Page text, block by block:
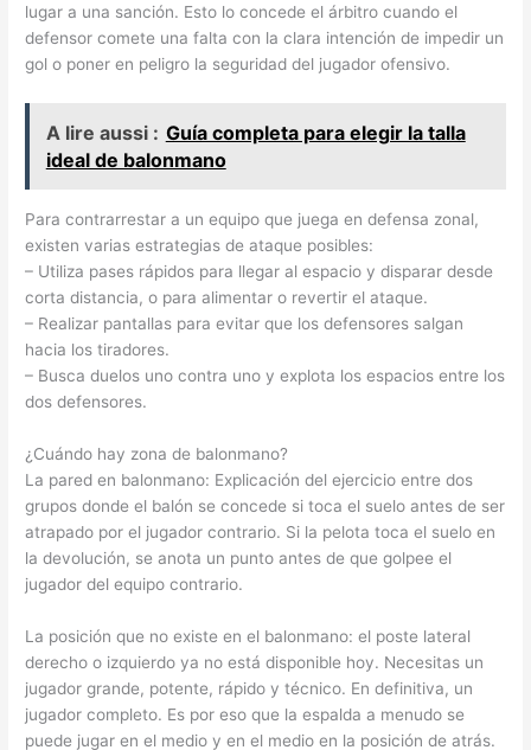
lugar a una sanción. Esto lo concede el árbitro cuando el
defensor comete una falta con la clara intención de impedir un
gol o poner en peligro la seguridad del jugador ofensivo.
A lire aussi : Guía completa para elegir la talla
ideal de balonmano
Para contrarrestar a un equipo que juega en defensa zonal,
existen varias estrategias de ataque posibles:
– Utiliza pases rápidos para llegar al espacio y disparar desde
corta distancia, o para alimentar o revertir el ataque.
– Realizar pantallas para evitar que los defensores salgan
hacia los tiradores.
– Busca duelos uno contra uno y explota los espacios entre los
dos defensores.
¿Cuándo hay zona de balonmano?
La pared en balonmano: Explicación del ejercicio entre dos
grupos donde el balón se concede si toca el suelo antes de ser
atrapado por el jugador contrario. Si la pelota toca el suelo en
la devolución, se anota un punto antes de que golpee el
jugador del equipo contrario.
La posición que no existe en el balonmano: el poste lateral
derecho o izquierdo ya no está disponible hoy. Necesitas un
jugador grande, potente, rápido y técnico. En definitiva, un
jugador completo. Es por eso que la espalda a menudo se
puede jugar en el medio y en el medio en la posición de atrás.